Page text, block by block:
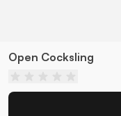
Open Cocksling